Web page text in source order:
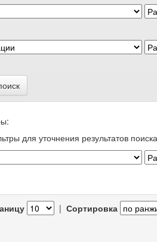
для уточнения результатов
| Сортировка